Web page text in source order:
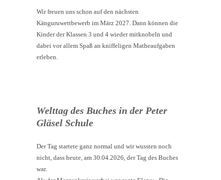
Wir freuen uns schon auf den nächsten
Känguruwettbewerb im März 2027. Dann können die
Kinder der Klassen 3 und 4 wieder mitknobeln und
dabei vor allem Spaß an kniffeligen Matheaufgaben
erleben.
Welttag des Buches in der Peter
Gläsel Schule
Der Tag startete ganz normal und wir wussten noch
nicht, dass heute, am 30.04.2026, der Tag des Buches
war.